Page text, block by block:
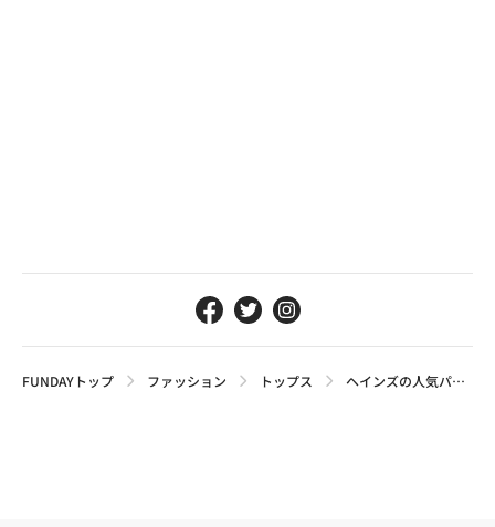
FUNDAYトップ ファッション トップス ヘインズの人気パックT「BEEFY-T」と「Hanes T-SHIRTS SHIRO」を徹底比較！サイズ感や洗濯後の縮み具合まで正直レビュー【2026最新】